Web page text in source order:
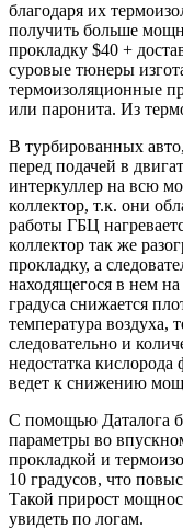
благодаря их
получить больше
прокладку $40 +
суровые тюнеры
термоизоляционные
или паронита. Из
В турбированных
перед подачей в
интеркуллер на всю
коллектор, т.к. они
работы ГБЦ
коллектор так же
прокладку, а
находящегося в нем
градуса снижается
температура воздуха,
следовательно и
недостатка
ведет к снижению
С помощью Даталога
параметры во
прокладкой и
10 градусов, что
Такой прирост
увидеть по логам.